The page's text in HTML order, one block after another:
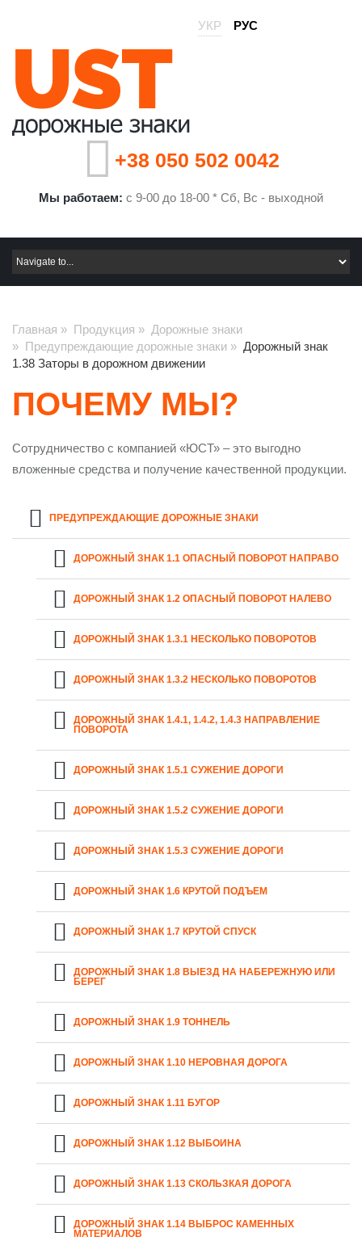
РУС
УКР
+38 050 502 0042
Мы работаем: с 9-00 до 18-00 * Сб, Вс - выходной
Главная » Продукция » Дорожные знаки
» Предупреждающие дорожные знаки » Дорожный знак
1.38 Заторы в дорожном движении
ПОЧЕМУ МЫ?
Сотрудничество с компанией «ЮСТ» – это выгодно
вложенные средства и получение качественной продукции.
ПРЕДУПРЕЖДАЮЩИЕ ДОРОЖНЫЕ ЗНАКИ
ДОРОЖНЫЙ ЗНАК 1.1 ОПАСНЫЙ ПОВОРОТ НАПРАВО
ДОРОЖНЫЙ ЗНАК 1.2 ОПАСНЫЙ ПОВОРОТ НАЛЕВО
ДОРОЖНЫЙ ЗНАК 1.3.1 НЕСКОЛЬКО ПОВОРОТОВ
ДОРОЖНЫЙ ЗНАК 1.3.2 НЕСКОЛЬКО ПОВОРОТОВ
ДОРОЖНЫЙ ЗНАК 1.4.1, 1.4.2, 1.4.3 НАПРАВЛЕНИЕ
ПОВОРОТА
ДОРОЖНЫЙ ЗНАК 1.5.1 СУЖЕНИЕ ДОРОГИ
ДОРОЖНЫЙ ЗНАК 1.5.2 СУЖЕНИЕ ДОРОГИ
ДОРОЖНЫЙ ЗНАК 1.5.3 СУЖЕНИЕ ДОРОГИ
ДОРОЖНЫЙ ЗНАК 1.6 КРУТОЙ ПОДЪЕМ
ДОРОЖНЫЙ ЗНАК 1.7 КРУТОЙ СПУСК
ДОРОЖНЫЙ ЗНАК 1.8 ВЫЕЗД НА НАБЕРЕЖНУЮ ИЛИ
БЕРЕГ
ДОРОЖНЫЙ ЗНАК 1.9 ТОННЕЛЬ
ДОРОЖНЫЙ ЗНАК 1.10 НЕРОВНАЯ ДОРОГА
ДОРОЖНЫЙ ЗНАК 1.11 БУГОР
ДОРОЖНЫЙ ЗНАК 1.12 ВЫБОИНА
ДОРОЖНЫЙ ЗНАК 1.13 СКОЛЬЗКАЯ ДОРОГА
ДОРОЖНЫЙ ЗНАК 1.14 ВЫБРОС КАМЕННЫХ
МАТЕРИАЛОВ